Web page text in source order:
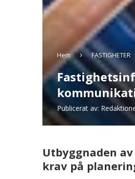
Hem FASTIGHETER
Publicerat av:
Utbyggnaden
krav på